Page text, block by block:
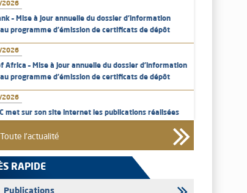
2026
– Mise à jour annuelle du dossier d’information
programme d'émission de certificats de dépôt
2026
Africa – Mise à jour annuelle du dossier d’information
programme d'émission de certificats de dépôt
2026
met sur son site internet les publications réalisées
met sur son site internet les publications réalisées
émetteurs en date du 4 août 2026
2026
Toute l'actualité
RAPIDE
Publications